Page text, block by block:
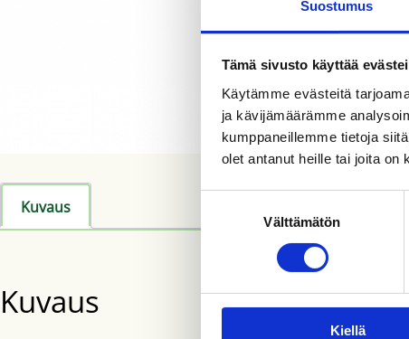
Suostumus
Tämä sivusto käyttää
Käytämme evästeitä
ja kävijämäärämme
kumppaneillemme tietoja
olet antanut heille tai joita on
Välttämätön
Kiellä
Kuvaus
Kuvaus